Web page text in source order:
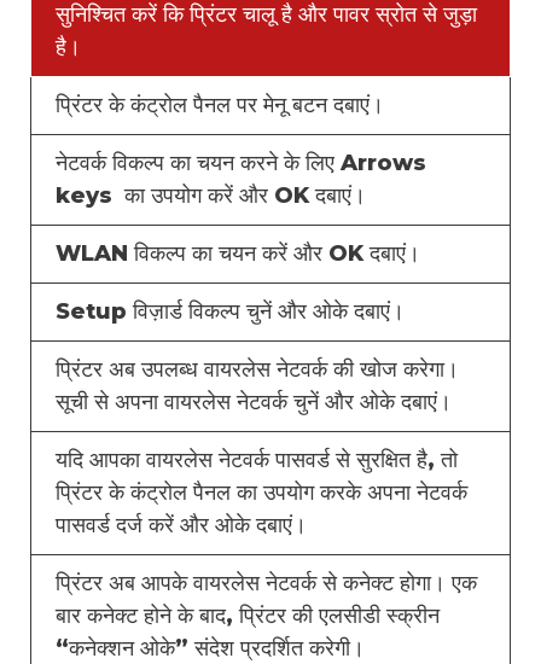
सुनिश्चित करें कि प्रिंटर चालू है और पावर स्रोत से जुड़ा
है।
प्रिंटर के कंट्रोल पैनल पर मेनू बटन दबाएं।
नेटवर्क विकल्प का चयन करने के लिए Arrows
keys का उपयोग करें और OK दबाएं।
WLAN विकल्प का चयन करें और OK दबाएं।
Setup विज़ार्ड विकल्प चुनें और ओके दबाएं।
प्रिंटर अब उपलब्ध वायरलेस नेटवर्क की खोज करेगा।
सूची से अपना वायरलेस नेटवर्क चुनें और ओके दबाएं।
यदि आपका वायरलेस नेटवर्क पासवर्ड से सुरक्षित है, तो
प्रिंटर के कंट्रोल पैनल का उपयोग करके अपना नेटवर्क
पासवर्ड दर्ज करें और ओके दबाएं।
प्रिंटर अब आपके वायरलेस नेटवर्क से कनेक्ट होगा। एक
बार कनेक्ट होने के बाद, प्रिंटर की एलसीडी स्क्रीन
“कनेक्शन ओके” संदेश प्रदर्शित करेगी।